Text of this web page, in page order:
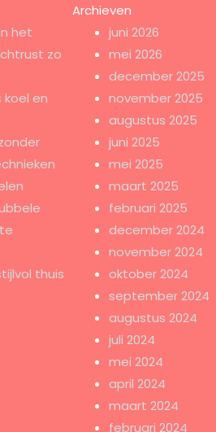
het
zo
koel en
thuis
Archieven
juni 2026
mei 2026
december 2025
november 2025
augustus 2025
juni 2025
mei 2025
maart 2025
februari 2025
december 2024
november 2024
oktober 2024
september 2024
augustus 2024
juli 2024
mei 2024
april 2024
maart 2024
februari 2024